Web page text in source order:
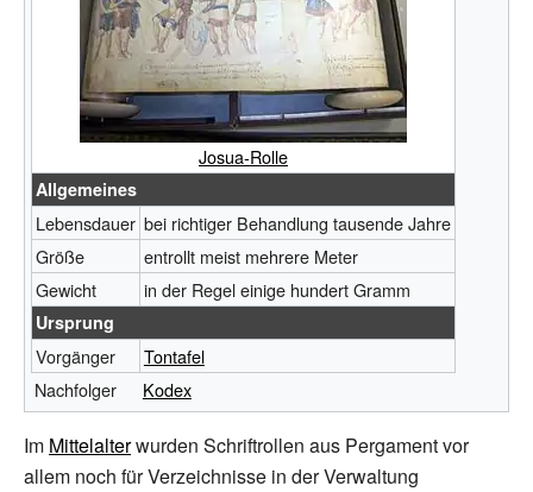
Josua-Rolle
Allgemeines
Lebensdauer bei richtiger Behandlung tausende Jahre
Größe
entrollt meist mehrere Meter
Gewicht
in der Regel einige hundert Gramm
Ursprung
Vorgänger
Tontafel
Nachfolger
Kodex
Im Mittelalterwurden Schriftrollen aus Pergament vor
allem noch für Verzeichnisse in der Verwaltung